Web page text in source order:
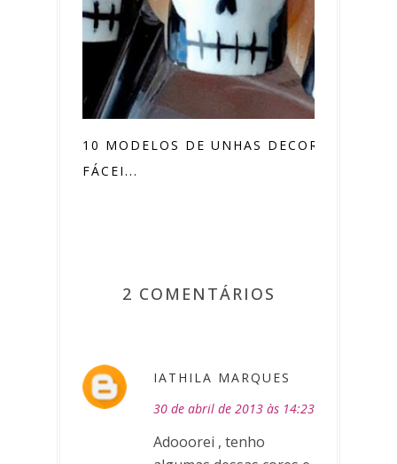
10 MODELOS DE UNHAS DECORADAS
FÁCEI...
2 COMENTÁRIOS
IATHILA MARQUES
30 de abril de 2013 às 14:23
Adooorei , tenho